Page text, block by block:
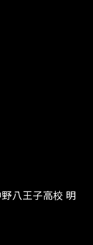
八王子高校 明